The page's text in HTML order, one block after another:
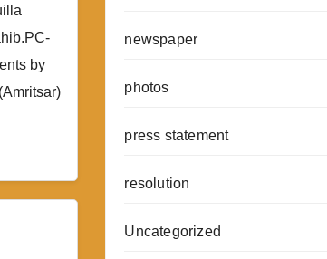
by
newspaper
photos
press statement
resolution
Uncategorized